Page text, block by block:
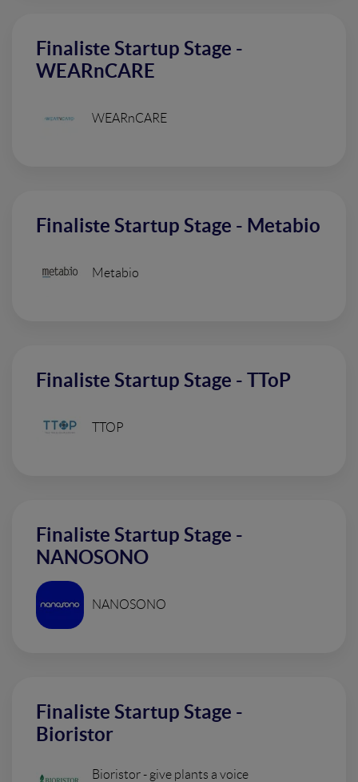
Finaliste Startup Stage -
WEARnCARE
WEARnCARE
Finaliste Startup Stage - Metabio
Metabio
Finaliste Startup Stage - TToP
TTOP
Finaliste Startup Stage -
NANOSONO
NANOSONO
Finaliste Startup Stage -
Bioristor
Bioristor - give plants a voice